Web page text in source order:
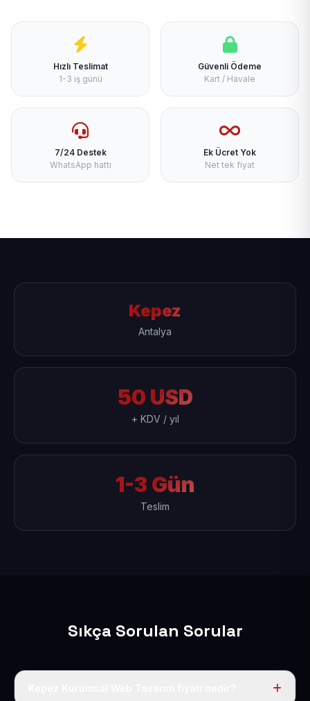
Hızlı Teslimat
1-3 iş günü
Güvenli Ödeme
Kart / Havale
7/24 Destek
WhatsApp hattı
Ek Ücret Yok
Net tek fiyat
Kepez
Antalya
50 USD
+ KDV / yıl
1-3 Gün
Teslim
Sıkça Sorulan Sorular